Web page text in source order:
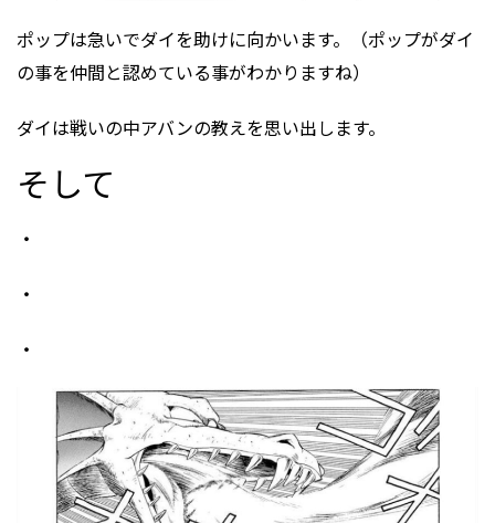
ポップは急いでダイを助けに向かいます。（ポップがダイ
の事を仲間と認めている事がわかりますね）
ダイは戦いの中アバンの教えを思い出します。
そして
・
・
・